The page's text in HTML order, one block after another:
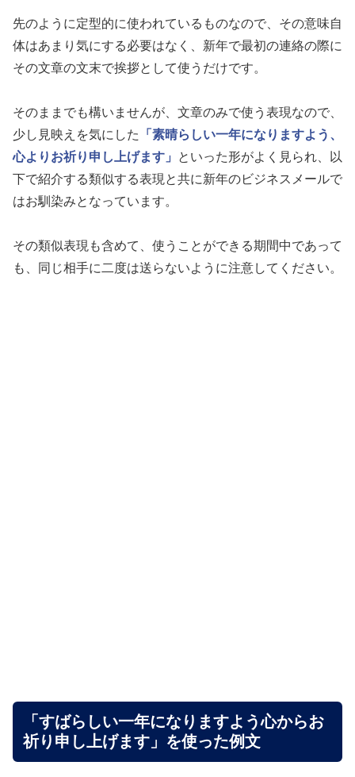
先のように定型的に使われているものなので、その意味自
体はあまり気にする必要はなく、新年で最初の連絡の際に
その文章の文末で挨拶として使うだけです。
そのままでも構いませんが、文章のみで使う表現なので、
少し見映えを気にした
「素晴らしい一年になりますよう、
心よりお祈り申し上げます」
といった形がよく見られ、以
下で紹介する類似する表現と共に新年のビジネスメールで
はお馴染みとなっています。
その類似表現も含めて、使うことができる期間中であって
も、同じ相手に二度は送らないように注意してください。
「すばらしい一年になりますよう心からお
祈り申し上げます」を使った例文